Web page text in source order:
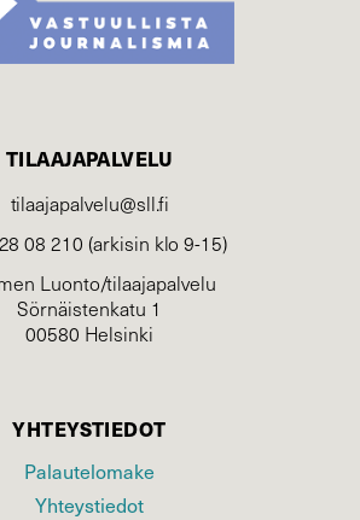
TILAAJAPALVELU
tilaajapalvelu@sll.fi
08 210 (arkisin klo 9-15)
Luonto/tilaajapalvelu
Sörnäistenkatu 1
00580 Helsinki
YHTEYSTIEDOT
Palautelomake
Yhteystiedot